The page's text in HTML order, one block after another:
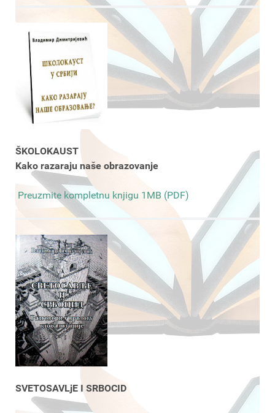
ŠKOLOKAUST
Kako razaraju naše obrazovanje
Preuzmite kompletnu knjigu 1MB (PDF)
SVETOSAVLjE I SRBOCID